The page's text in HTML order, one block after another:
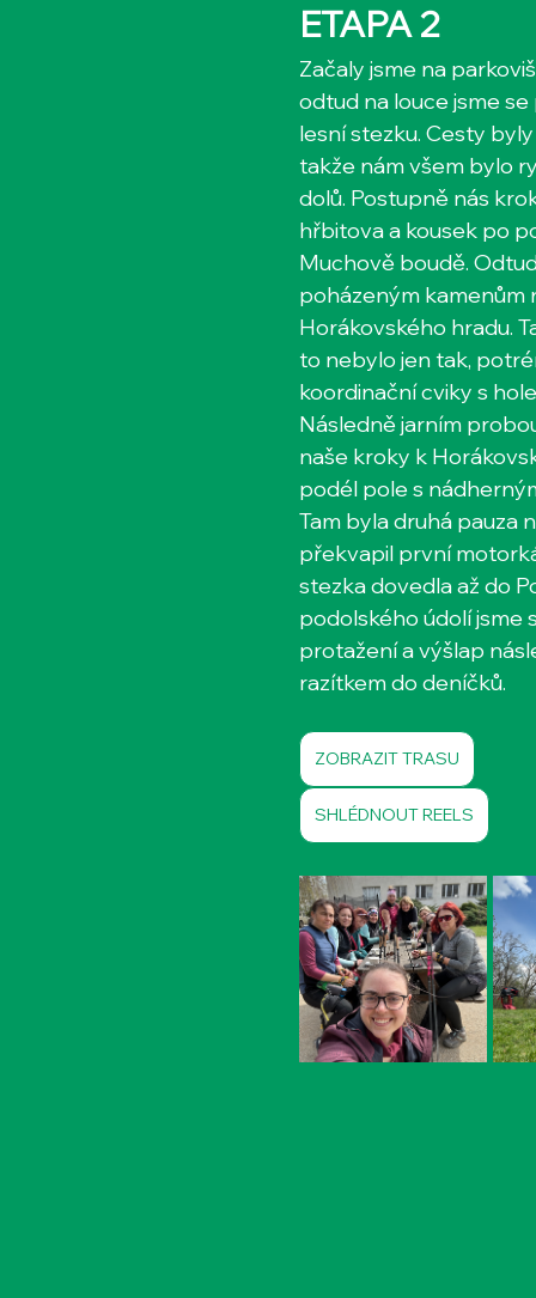
ETAPA 2
​​​Začaly jsme na
odtud na louce jsme
lesní stezku. Cesty
takže nám všem bylo
dolů. Postupně nás
hřbitova a kousek po
Muchově boudě.
poházeným kamenům
Horákovského hradu.
to nebylo jen tak,
koordinační cviky s
Následně jarním
naše kroky k
podél pole s
Tam byla druhá pauza
překvapil první
stezka dovedla až do
podolského údolí jsme
protažení a výšlap
razítkem do deníčků.
ZOBRAZIT TRASU
SHLÉDNOUT REELS